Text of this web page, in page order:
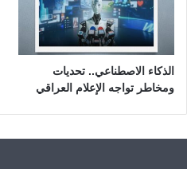
الذكاء الاصطناعي.. تحديات
ومخاطر تواجه الإعلام العراقي